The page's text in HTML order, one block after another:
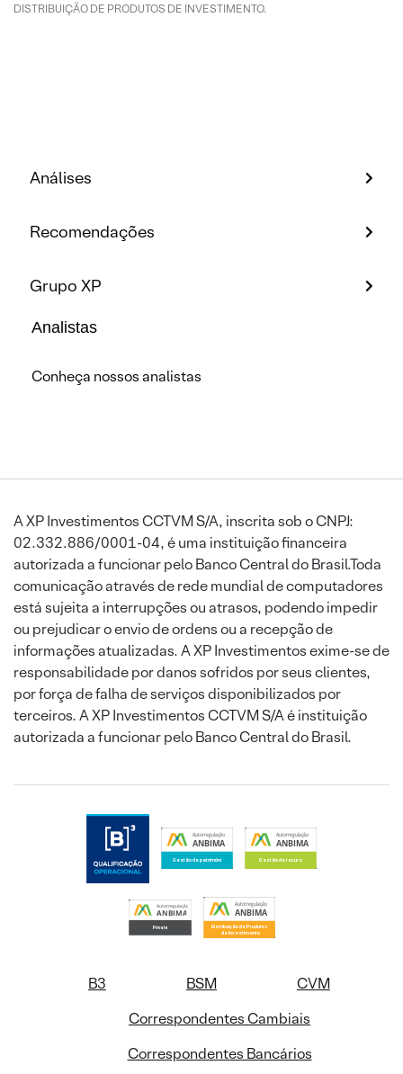
DISTRIBUIÇÃO DE PRODUTOS DE INVESTIMENTO.
Análises
Recomendações
Grupo XP
Analistas
Conheça nossos analistas
A XP Investimentos CCTVM S/A, inscrita sob o CNPJ:
02.332.886/0001-04, é uma instituição financeira
autorizada a funcionar pelo Banco Central do Brasil.Toda
comunicação através de rede mundial de computadores
está sujeita a interrupções ou atrasos, podendo impedir
ou prejudicar o envio de ordens ou a recepção de
informações atualizadas. A XP Investimentos exime-se de
responsabilidade por danos sofridos por seus clientes,
por força de falha de serviços disponibilizados por
terceiros. A XP Investimentos CCTVM S/A é instituição
autorizada a funcionar pelo Banco Central do Brasil.
B3 BSM
CVM
Correspondentes Cambiais
Correspondentes Bancários